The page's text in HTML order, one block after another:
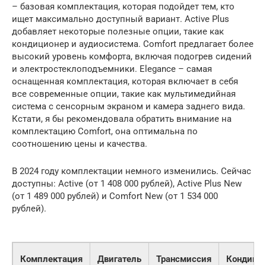
– базовая комплектация, которая подойдет тем, кто
ищет максимально доступный вариант. Active Plus
добавляет некоторые полезные опции, такие как
кондиционер и аудиосистема. Comfort предлагает более
высокий уровень комфорта, включая подогрев сидений
и электростеклоподъемники. Elegance – самая
оснащенная комплектация, которая включает в себя
все современные опции, такие как мультимедийная
система с сенсорным экраном и камера заднего вида.
Кстати, я бы рекомендовала обратить внимание на
комплектацию Comfort, она оптимальна по
соотношению цены и качества.
В 2024 году комплектации немного изменились. Сейчас
доступны: Active (от 1 408 000 рублей), Active Plus New
(от 1 489 000 рублей) и Comfort New (от 1 534 000
рублей).
Комплектация Двигатель Трансмиссия